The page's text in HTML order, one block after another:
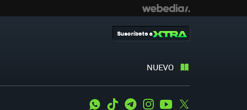
NUEVO
Suscríbete a
WhatsApp
Tiktok TelegramInstagramYoutube